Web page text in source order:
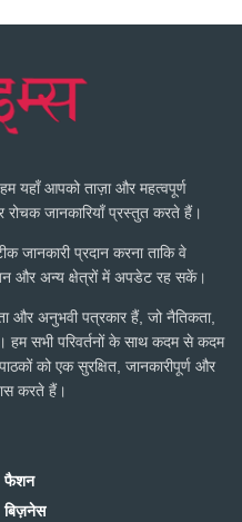
यहाँ आपको ताज़ा और महत्वपूर्ण
रोचक जानकारियाँ प्रस्तुत करते हैं।
जानकारी प्रदान करना ताकि वे
और अन्य क्षेत्रों में अपडेट रह सकें।
और अनुभवी पत्रकार हैं, जो नैतिकता,
हम सभी परिवर्तनों के साथ कदम से कदम
को एक सुरक्षित, जानकारीपूर्ण और
करते हैं।
फैशन
बिज़नेस